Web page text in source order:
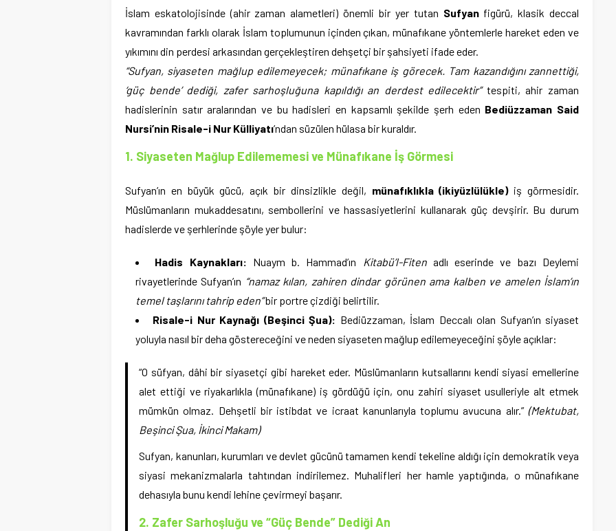
İslam eskatolojisinde (ahir zaman alametleri) önemli bir yer tutan Sufyanfigürü, klasik deccal
kavramından farklı olarak İslam toplumunun içinden çıkan, münafıkane yöntemlerle hareket eden ve
yıkımını din perdesi arkasından gerçekleştiren dehşetçi bir şahsiyeti ifade eder.
“Sufyan, siyaseten mağlup edilemeyecek; münafıkane iş görecek. Tam kazandığını zannettiği,
‘güç bende’ dediği, zafer sarhoşluğuna kapıldığı an derdest edilecektir”tespiti, ahir zaman
hadislerinin satır aralarından ve bu hadisleri en kapsamlı şekilde şerh eden Bediüzzaman Said
Nursi’nin Risale-i Nur Külliyatı’ndan süzülen hülasa bir kuraldır.
1. Siyaseten Mağlup Edilememesi ve Münafıkane İş Görmesi
Sufyan’ın en büyük gücü, açık bir dinsizlikle değil, münafıklıkla (ikiyüzlülükle)iş görmesidir.
Müslümanların mukaddesatını, sembollerini ve hassasiyetlerini kullanarak güç devşirir. Bu durum
hadislerde ve şerhlerinde şöyle yer bulur:
Hadis Kaynakları: Nuaym b. Hammad’ın Kitabü’l-Fitenadlı eserinde ve bazı Deylemi
rivayetlerinde Sufyan’ın “namaz kılan, zahiren dindar görünen ama kalben ve amelen İslam’ın
temel taşlarını tahrip eden”bir portre çizdiği belirtilir.
Risale-i Nur Kaynağı (Beşinci Şua): Bediüzzaman, İslam Deccalı olan Sufyan’ın siyaset
yoluyla nasıl bir deha göstereceğini ve neden siyaseten mağlup edilemeyeceğini şöyle açıklar:
“O süfyan, dâhi bir siyasetçi gibi hareket eder. Müslümanların kutsallarını kendi siyasi emellerine
alet ettiği ve riyakarlıkla (münafıkane) iş gördüğü için, onu zahiri siyaset usulleriyle alt etmek
mümkün olmaz. Dehşetli bir istibdat ve icraat kanunlarıyla toplumu avucuna alır.” (Mektubat,
Beşinci Şua, İkinci Makam)
Sufyan, kanunları, kurumları ve devlet gücünü tamamen kendi tekeline aldığı için demokratik veya
siyasi mekanizmalarla tahtından indirilemez. Muhalifleri her hamle yaptığında, o münafıkane
dehasıyla bunu kendi lehine çevirmeyi başarır.
2. Zafer Sarhoşluğu ve “Güç Bende” Dediği An